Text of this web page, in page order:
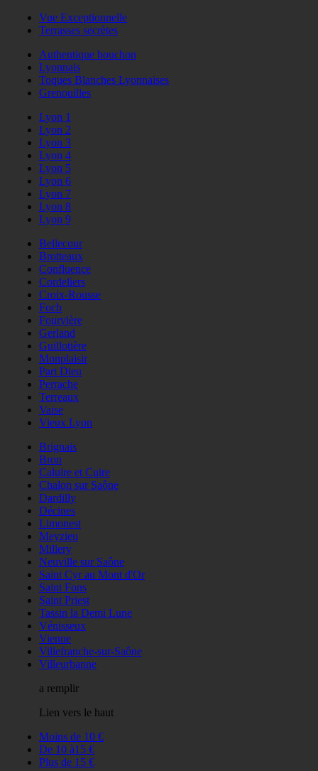
Vue Exceptionnelle
Terrasses secrètes
Authentique bouchon
Lyonnais
Toques Blanches Lyonnaises
Grenouilles
Lyon 1
Lyon 2
Lyon 3
Lyon 4
Lyon 5
Lyon 6
Lyon 7
Lyon 8
Lyon 9
Bellecour
Brotteaux
Confluence
Cordeliers
Croix-Rousse
Foch
Fourvière
Gerland
Guillotière
Monplaisir
Part Dieu
Perrache
Terreaux
Vaise
Vieux Lyon
Brignais
Bron
Caluire et Cuire
Chalon sur Saône
Dardilly
Décines
Limonest
Meyzieu
Millery
Neuville sur Saône
Saint Cyr au Mont d'Or
Saint Fons
Saint Priest
Tassin la Demi Lune
Vénisseux
Vienne
Villefranche-sur-Saône
Villeurbanne
a remplir
Lien vers le haut
Moins de 10 €
De 10 à15 €
Plus de 15 €